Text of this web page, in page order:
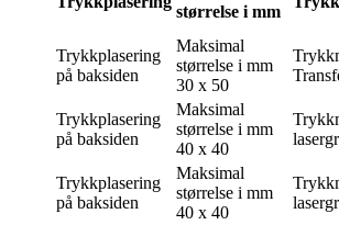
størrelse i mm
Trykkplasering
på baksiden
Maksimal
størrelse i mm
30 x 50
Trykkplasering
på baksiden
Maksimal
størrelse i mm
40 x 40
Trykkplasering
på baksiden
Maksimal
størrelse i mm
40 x 40